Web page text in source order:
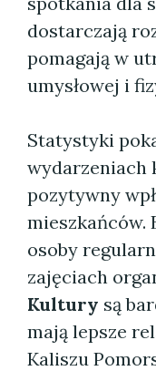
dostarczają
pomagają w
umysłowej i
Statystyki
wydarzeniach
pozytywny
mieszkańców.
osoby
zajęciach
Kultury są
mają lepsze
Kaliszu